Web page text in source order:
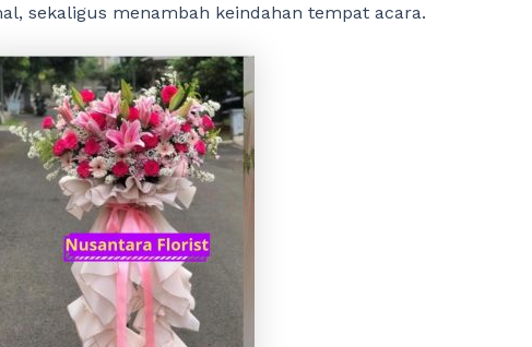
sekaligus menambah keindahan tempat acara.